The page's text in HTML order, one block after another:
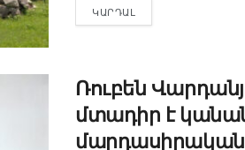
ԿԱՐԴԱԼ
Ռուբեն
մտադիր է
մարդասիրական